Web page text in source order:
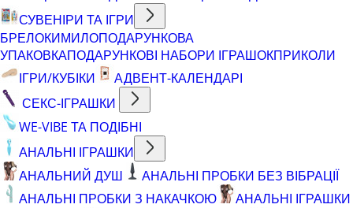
СУВЕНІРИ ТА ІГРИ
БРЕЛОКИМИЛОПОДАРУНКОВА
УПАКОВКАПОДАРУНКОВІ НАБОРИ ІГРАШОКПРИКОЛИ
ІГРИ/КУБІКИ
АДВЕНТ-КАЛЕНДАРІ
СЕКС-ІГРАШКИ
WE-VIBE ТА ПОДІБНІ
АНАЛЬНІ ІГРАШКИ
АНАЛЬНИЙ ДУШ
АНАЛЬНІ ПРОБКИ БЕЗ ВІБРАЦІЇ
АНАЛЬНІ ПРОБКИ З НАКАЧКОЮ
АНАЛЬНІ ІГРАШКИ